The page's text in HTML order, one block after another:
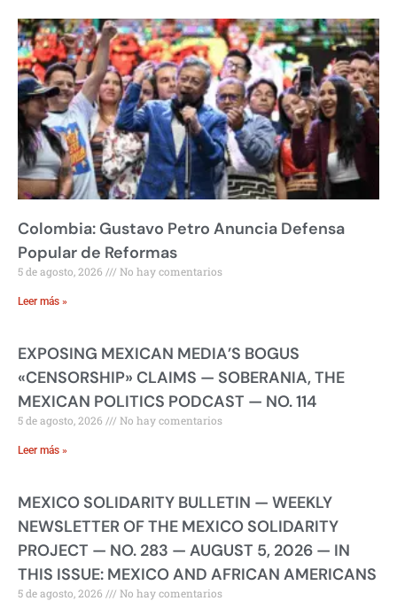
Colombia: Gustavo Petro Anuncia Defensa
Popular de Reformas
5 de agosto, 2026 No hay comentarios
Leer más »
EXPOSING MEXICAN MEDIA’S BOGUS
«CENSORSHIP» CLAIMS — SOBERANIA, THE
MEXICAN POLITICS PODCAST — NO. 114
5 de agosto, 2026 No hay comentarios
Leer más »
MEXICO SOLIDARITY BULLETIN — WEEKLY
NEWSLETTER OF THE MEXICO SOLIDARITY
PROJECT — NO. 283 — AUGUST 5, 2026 — IN
THIS ISSUE: MEXICO AND AFRICAN AMERICANS
5 de agosto, 2026 No hay comentarios